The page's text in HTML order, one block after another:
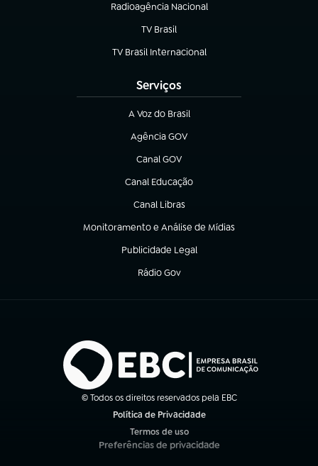
Radioagência Nacional
(abre em nova aba)
TV Brasil
(abre em nova aba)
TV Brasil Internacional
(abre em nova aba)
Serviços
A Voz do Brasil
(abre em nova aba)
Agência GOV
(abre em nova aba)
Canal GOV
(abre em nova aba)
Canal Educação
(abre em nova aba)
Canal Libras
(abre em nova aba)
Monitoramento e Análise de Mídias
(abre em nova aba)
Publicidade Legal
(abre em nova aba)
Rádio Gov
(abre em nova aba)
© Todos os direitos reservados pela EBC
Política de Privacidade
Termos de uso
(abre em nova aba)
Preferências de privacidade